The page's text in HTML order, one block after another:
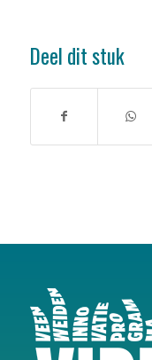
Deel dit stuk